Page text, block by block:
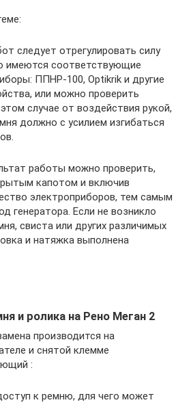
следует отрегулировать силу
имеются соответствующие
ППНР-100, Optikrik и другие
или можно проверить
случае от воздействия рукой,
должно с усилием изгибаться
работы можно проверить,
капотом и включив
электроприборов, тем самым
генератора. Если не возникло
свиста или других различимых
и натяжка выполнена
и ролика на Рено Меган 2
производится на
и снятой клемме
:
к ремню, для чего может